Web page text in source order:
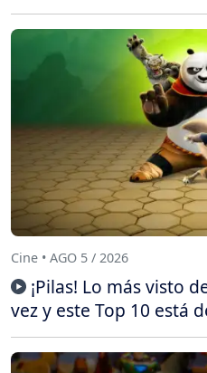
Cine • AGO 5 / 2026
¡Pilas! Lo más visto
vez y este Top 10 está